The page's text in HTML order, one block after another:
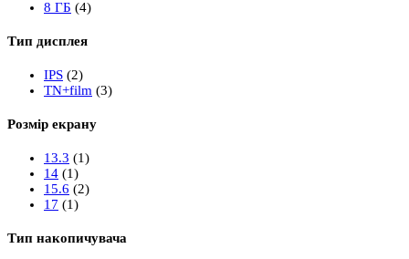
8 ГБ (4)
Тип дисплея
IPS (2)
TN+film (3)
Розмір екрану
13.3 (1)
14 (1)
15.6 (2)
17 (1)
Тип накопичувача